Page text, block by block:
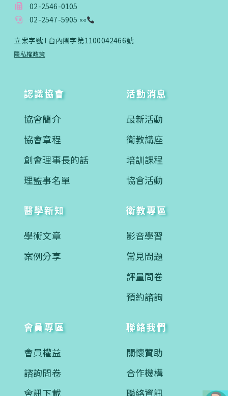
02-2546-0105
02-2547-5905 ««
立案字號 I 台內團字第1100042466號
隱私權政策
認識協會
協會簡介
協會章程
創會理事長的話
理監事名單
活動消息
最新活動
衛教講座
培訓課程
協會活動
醫學新知
學術文章
案例分享
衛教專區
影音學習
常見問題
評量問卷
預約諮詢
會員專區
會員權益
諮詢問卷
會訊下載
聯絡我們
關懷贊助
合作機構
聯絡資訊